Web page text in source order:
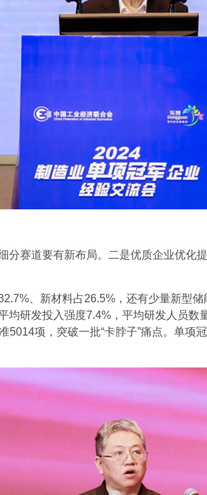
赛道要有新布局。二是优质企业优化
、新材料占26.5%，还有少量新型
研发投入强度7.4%，平均研发人员
项，突破一批“卡脖子”痛点。单